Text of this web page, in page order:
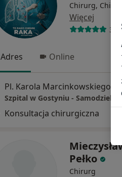
Chirurg,
Więcej
39
Adres Online
Konsultacja chirurgiczna
Pełko
Chirurg